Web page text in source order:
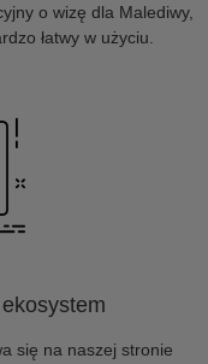
o wizę dla Malediwy,
łatwy w użyciu.
się na naszej stronie